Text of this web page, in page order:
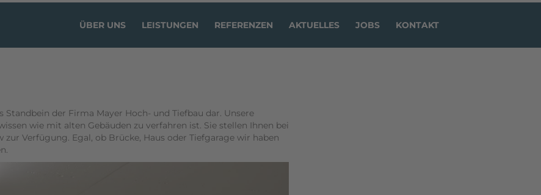
ÜBER UNS LEISTUNGEN REFERENZEN AKTUELLES JOBS KONTAKT
der Firma Mayer Hoch- und Tiefbau dar. Unsere
wie mit alten Gebäuden zu verfahren ist. Sie stellen Ihnen bei
Verfügung. Egal, ob Brücke, Haus oder Tiefgarage wir haben